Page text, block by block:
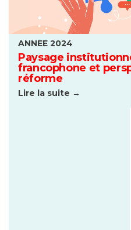
ANNEE 2024
Paysage
francophone et
réforme
Lire la suite →